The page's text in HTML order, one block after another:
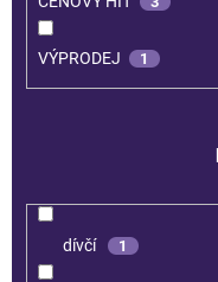
VÝPRODEJ 1
dívčí 1